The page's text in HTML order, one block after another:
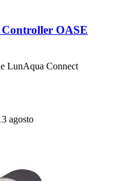
OASE
LunAqua Connect
agosto